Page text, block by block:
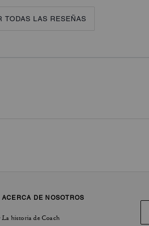
TODAS LAS RESEÑAS
ACERCA DE NOSOTROS
La historia de Coach